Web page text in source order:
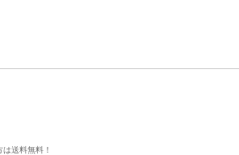
送料無料！